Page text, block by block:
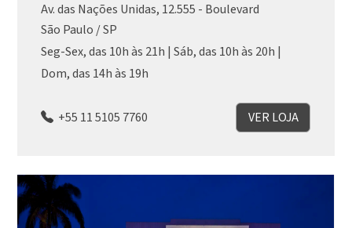
Av. das Nações Unidas, 12.555 - Boulevard
São Paulo / SP
Seg-Sex, das 10h às 21h | Sáb, das 10h às 20h |
Dom, das 14h às 19h
+55 11 5105 7760 VER LOJA